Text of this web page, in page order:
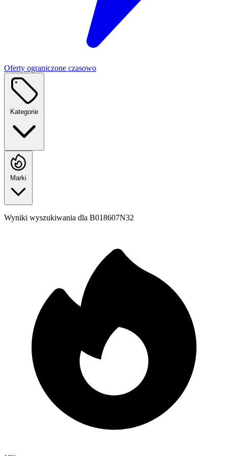
Oferty ograniczone czasowo
Kategorie
Marki
Wyniki wyszukiwania dla B018607N32